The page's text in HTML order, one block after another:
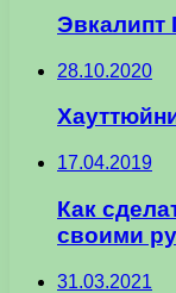
Эвкалипт
28.10.2020
17.04.2019
Как
своими
31.03.2021